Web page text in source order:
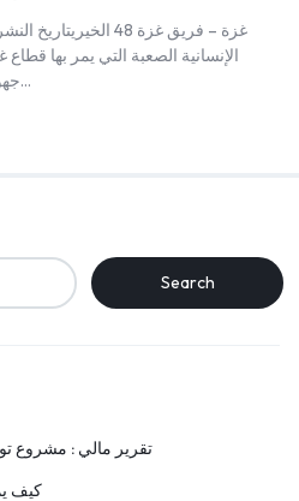
جهوده الإغاثية لدعم الأسر المتضررة…
Search
تقرير مالي : مشروع
كيف